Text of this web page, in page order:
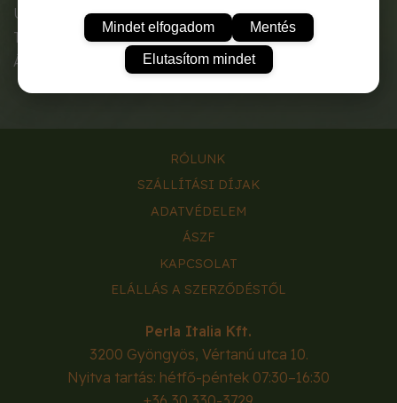
UV stabil, ezért kiválóan alkalmas kültéri használatra.
Természetes, terrakotta-színű, jól mutat kertben.
Átmérő: 20 cm
RÓLUNK
SZÁLLÍTÁSI DÍJAK
ADATVÉDELEM
ÁSZF
KAPCSOLAT
ELÁLLÁS A SZERZŐDÉSTŐL
Perla Italia Kft.
3200 Gyöngyös, Vértanú utca 10.
Nyitva tartás: hétfő-péntek 07:30–16:30
Mindet elfogadom Mentés
Elutasítom mindet